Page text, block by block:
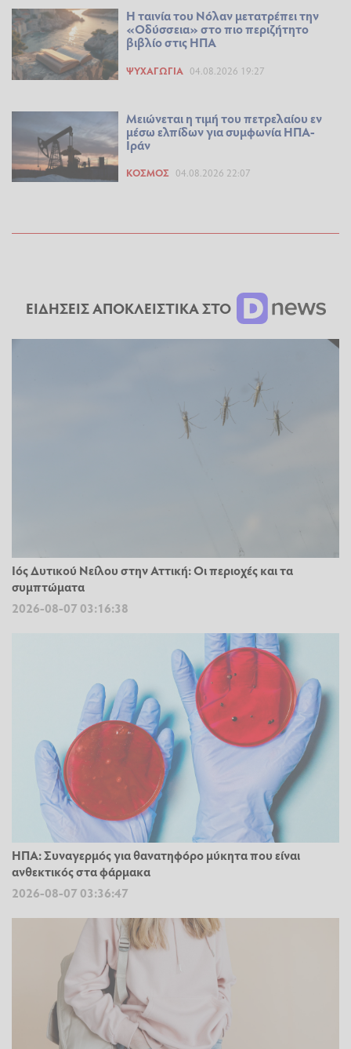
Η ταινία του Νόλαν μετατρέπει την
«Οδύσσεια» στο πιο περιζήτητο
βιβλίο στις ΗΠΑ
ΨΥΧΑΓΩΓΊΑ 04.08.2026 19:27
Μειώνεται η τιμή του πετρελαίου εν
μέσω ελπίδων για συμφωνία ΗΠΑ-
Ιράν
ΚΌΣΜΟΣ 04.08.2026 22:07
ΕΙΔΗΣΕΙΣ ΑΠΟΚΛΕΙΣΤΙΚΑ ΣΤΟ
Ιός Δυτικού Νείλου στην Αττική: Οι περιοχές και τα
συμπτώματα
2026-08-07 03:16:38
ΗΠΑ: Συναγερμός για θανατηφόρο μύκητα που είναι
ανθεκτικός στα φάρμακα
2026-08-07 03:36:47